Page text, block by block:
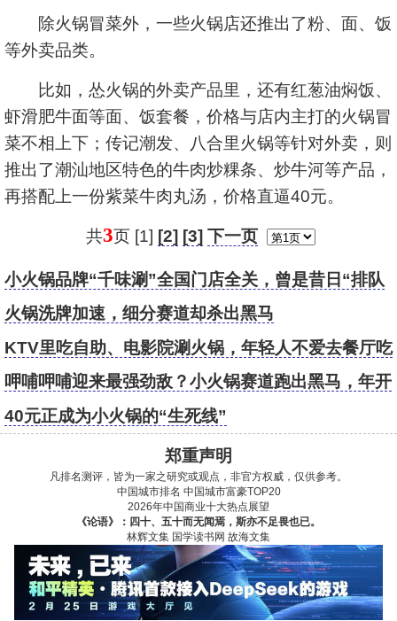
除火锅冒菜外，一些火锅店还推出了粉、面、饭
等外卖品类。
比如，怂火锅的外卖产品里，还有红葱油焖饭、
虾滑肥牛面等面、饭套餐，价格与店内主打的火锅冒
菜不相上下；传记潮发、八合里火锅等针对外卖，则
推出了潮汕地区特色的牛肉炒粿条、炒牛河等产品，
再搭配上一份紫菜牛肉丸汤，价格直逼40元。
共3页 [1] [2] [3] 下一页
小火锅品牌“千味涮”全国门店全关，曾是昔日“排队
王”
火锅洗牌加速，细分赛道却杀出黑马
KTV里吃自助、电影院涮火锅，年轻人不爱去餐厅吃
饭了？
呷哺呷哺迎来最强劲敌？小火锅赛道跑出黑马，年开
直营门店50家
40元正成为小火锅的“生死线”
郑重声明
凡排名测评，皆为一家之研究或观点，非官方权威，仅供参考。
中国城市排名 中国城市富豪TOP20
2026年中国商业十大热点展望
《论语》：四十、五十而无闻焉，斯亦不足畏也已。
林辉文集 国学读书网 故海文集